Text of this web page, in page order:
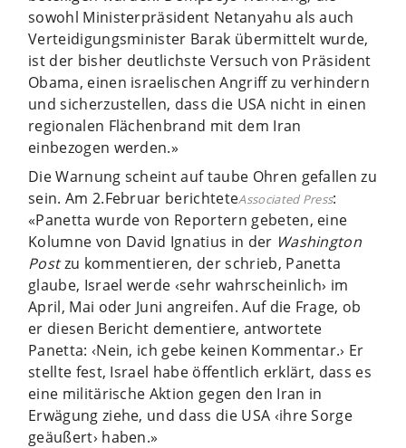
sowohl Ministerpräsident Netanyahu als auch
Verteidigungsminister Barak übermittelt wurde,
ist der bisher deutlichste Versuch von Präsident
Obama, einen israelischen Angriff zu verhindern
und sicherzustellen, dass die USA nicht in einen
regionalen Flächenbrand mit dem Iran
einbezogen werden.»
Die Warnung scheint auf taube Ohren gefallen zu
sein. Am 2.Februar berichteteAssociated Press:
«Panetta wurde von Reportern gebeten, eine
Kolumne von David Ignatius in der Washington
Postzu kommentieren, der schrieb, Panetta
glaube, Israel werde ‹sehr wahrscheinlich› im
April, Mai oder Juni angreifen. Auf die Frage, ob
er diesen Bericht dementiere, antwortete
Panetta: ‹Nein, ich gebe keinen Kommentar.› Er
stellte fest, Israel habe öffentlich erklärt, dass es
eine militärische Aktion gegen den Iran in
Erwägung ziehe, und dass die USA ‹ihre Sorge
geäußert› haben.»